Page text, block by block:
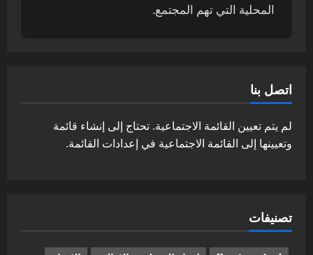
المحلية التي تهم المجتمع.
اتصل بنا
لم يتم تعيين القائمة الاجتماعية. تحتاج إلى إنشاء قائمة
وتعيينها إلى القائمة الاجتماعية في إعدادات القائمة.
تصنيفات